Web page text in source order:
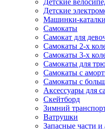
Детские
Детские
Машинки-каталки
Самокаты
Самокат для
Самокаты 2-х
Самокаты 3-х
Самокаты для
Самокаты с
Самокаты с
Аксессуары для
Скейтборд
Зимний
Ватрушки
Запасные части и